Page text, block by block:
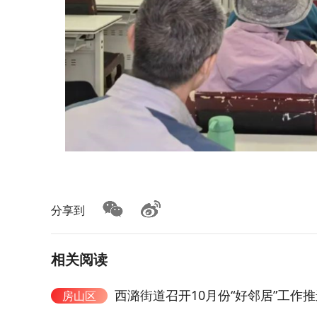
分享到
相关阅读
房山区 西潞街道召开10月份“好邻居”工作